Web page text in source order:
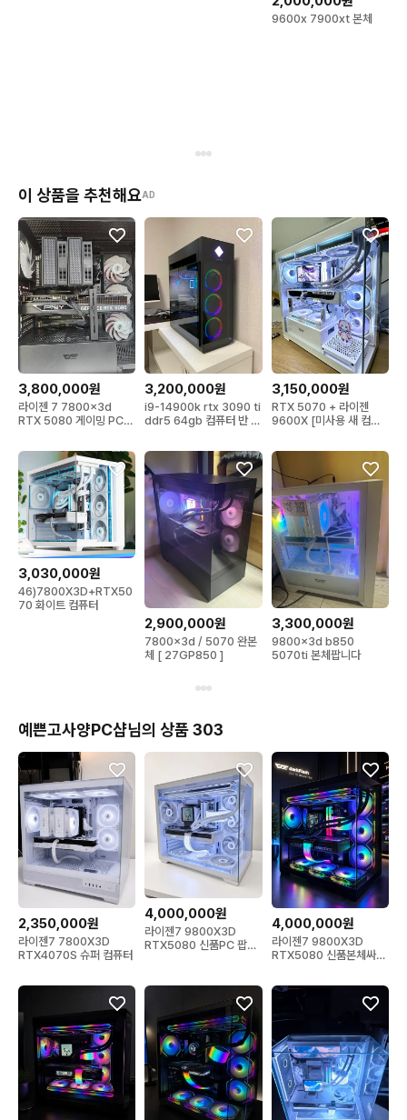
9600x 7900xt 본체
이 상품을 추천해요AD
3,800,000원
라이젠 7 7800x3d
RTX 5080 게이밍 PC
3,200,000원
i9-14900k rtx 3090 ti
ddr5 64gb 컴퓨터 반 본
3,150,000원
RTX 5070 + 라이젠
9600X [미사용 새 컴퓨
3,030,000원
46)7800X3D+RTX50
70 화이트 컴퓨터
2,900,000원
7800x3d / 5070 완본
체 [ 27GP850 ]
3,300,000원
9800x3d b850
5070ti 본체팝니다
예쁜고사양PC샵님의 상품 303
2,350,000원
라이젠7 7800X3D
RTX4070S 슈퍼 컴퓨터
4,000,000원
라이젠7 9800X3D
RTX5080 신품PC 팝니
4,000,000원
라이젠7 9800X3D
RTX5080 신품본체싸게